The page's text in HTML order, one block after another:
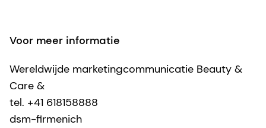
Voor meer informatie
Wereldwijde marketingcommunicatie Beauty &
Care &
tel. +41 618158888
dsm-firmenich